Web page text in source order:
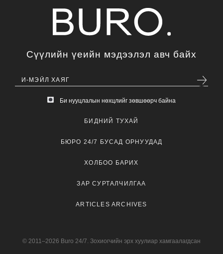
Сүүлийн үеийн мэдээлэл авч байх
Би нууцлалын нөхцлийг зөвшөөрч байна
БИДНИЙ ТУХАЙ
БЮРО 24/7 БУСАД ОРНУУДАД
ХОЛБОО БАРИХ
ЗАР СУРТАЛЧИЛГАА
ARTICLES ARCHIVES
© 2011–2026 Buro 24/7. Зохиогчийн эрх хуулиар хамгаалагдсан